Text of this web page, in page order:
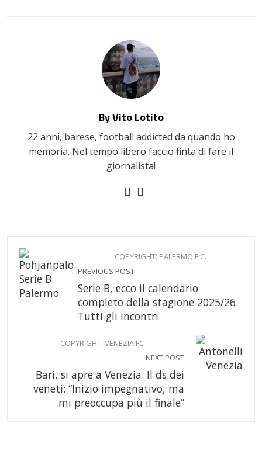
By Vito Lotito
22 anni, barese, football addicted da quando ho
memoria. Nel tempo libero faccio finta di fare il
giornalista!
COPYRIGHT: PALERMO F.C.
PREVIOUS POST
Serie B, ecco il calendario
completo della stagione 2025/26.
Tutti gli incontri
COPYRIGHT: VENEZIA FC
NEXT POST
Bari, si apre a Venezia. Il ds dei
veneti: “Inizio impegnativo, ma
mi preoccupa più il finale”